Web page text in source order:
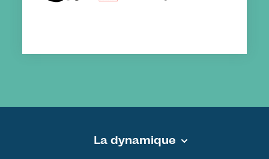
Pied de page - MEDVALLEE
La dynamique